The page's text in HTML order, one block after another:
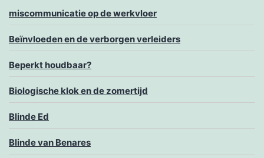
miscommunicatie op de werkvloer
Beïnvloeden en de verborgen verleiders
Beperkt houdbaar?
Biologische klok en de zomertijd
Blinde Ed
Blinde van Benares